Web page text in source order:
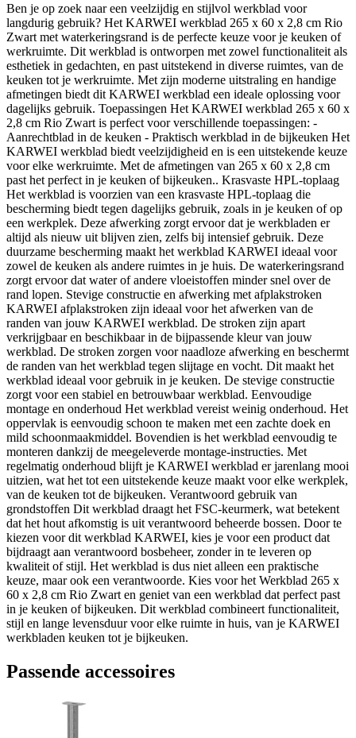
Ben je op zoek naar een veelzijdig en stijlvol werkblad voor
langdurig gebruik? Het KARWEI werkblad 265 x 60 x 2,8 cm Rio
Zwart met waterkeringsrand is de perfecte keuze voor je keuken of
werkruimte. Dit werkblad is ontworpen met zowel functionaliteit als
esthetiek in gedachten, en past uitstekend in diverse ruimtes, van de
keuken tot je werkruimte. Met zijn moderne uitstraling en handige
afmetingen biedt dit KARWEI werkblad een ideale oplossing voor
dagelijks gebruik. Toepassingen Het KARWEI werkblad 265 x 60 x
2,8 cm Rio Zwart is perfect voor verschillende toepassingen: -
Aanrechtblad in de keuken - Praktisch werkblad in de bijkeuken Het
KARWEI werkblad biedt veelzijdigheid en is een uitstekende keuze
voor elke werkruimte. Met de afmetingen van 265 x 60 x 2,8 cm
past het perfect in je keuken of bijkeuken.. Krasvaste HPL-toplaag
Het werkblad is voorzien van een krasvaste HPL-toplaag die
bescherming biedt tegen dagelijks gebruik, zoals in je keuken of op
een werkplek. Deze afwerking zorgt ervoor dat je werkbladen er
altijd als nieuw uit blijven zien, zelfs bij intensief gebruik. Deze
duurzame bescherming maakt het werkblad KARWEI ideaal voor
zowel de keuken als andere ruimtes in je huis. De waterkeringsrand
zorgt ervoor dat water of andere vloeistoffen minder snel over de
rand lopen. Stevige constructie en afwerking met afplakstroken
KARWEI afplakstroken zijn ideaal voor het afwerken van de
randen van jouw KARWEI werkblad. De stroken zijn apart
verkrijgbaar en beschikbaar in de bijpassende kleur van jouw
werkblad. De stroken zorgen voor naadloze afwerking en beschermt
de randen van het werkblad tegen slijtage en vocht. Dit maakt het
werkblad ideaal voor gebruik in je keuken. De stevige constructie
zorgt voor een stabiel en betrouwbaar werkblad. Eenvoudige
montage en onderhoud Het werkblad vereist weinig onderhoud. Het
oppervlak is eenvoudig schoon te maken met een zachte doek en
mild schoonmaakmiddel. Bovendien is het werkblad eenvoudig te
monteren dankzij de meegeleverde montage-instructies. Met
regelmatig onderhoud blijft je KARWEI werkblad er jarenlang mooi
uitzien, wat het tot een uitstekende keuze maakt voor elke werkplek,
van de keuken tot de bijkeuken. Verantwoord gebruik van
grondstoffen Dit werkblad draagt het FSC-keurmerk, wat betekent
dat het hout afkomstig is uit verantwoord beheerde bossen. Door te
kiezen voor dit werkblad KARWEI, kies je voor een product dat
bijdraagt aan verantwoord bosbeheer, zonder in te leveren op
kwaliteit of stijl. Het werkblad is dus niet alleen een praktische
keuze, maar ook een verantwoorde. Kies voor het Werkblad 265 x
60 x 2,8 cm Rio Zwart en geniet van een werkblad dat perfect past
in je keuken of bijkeuken. Dit werkblad combineert functionaliteit,
stijl en lange levensduur voor elke ruimte in huis, van je KARWEI
werkbladen keuken tot je bijkeuken.
Passende accessoires